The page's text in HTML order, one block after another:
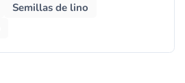
Semillas de lino